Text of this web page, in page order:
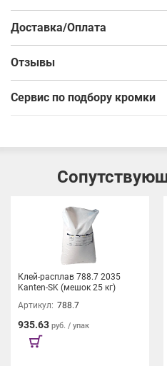
Доставка/Оплата
Отзывы
Сервис по подбору кромки
Клей-расплав 788.7 2035
Kanten-SK (мешок 25 кг)
Артикул: 788.7
935.63 руб. / упак